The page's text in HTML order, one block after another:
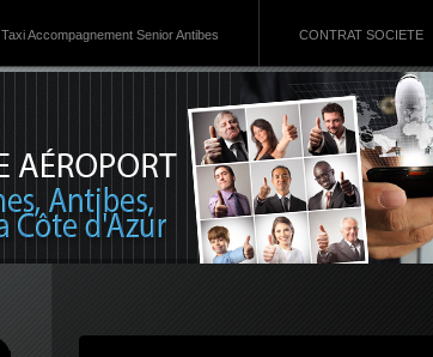
Taxi Accompagnement Senior Antibes CONTRAT SOCIETE
RSS